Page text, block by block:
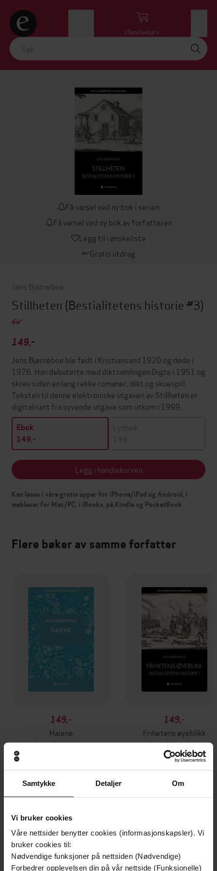
Samtykke Detaljer Om
Vi bruker cookies
Våre nettsider benytter cookies (informasjonskapsler). Vi
bruker cookies til:
Nødvendige funksjoner på nettsiden (Nødvendige)
Forbedrer opplevelsen din på vår nettside (Funksjonelle)
Handlekurv
Få varsel ved ny bok i serien
Få varsel ved ny bok av forfatteren
Legg til i ønskeliste
Gratis utdrag
Jens Bjørneboe
Stillheten (Bestialitetens historie #3)
149,-
Jens Bjørneboe ble født i Kristiansand 1920 og døde i
1976. Han debuterte med diktsamlingen Digte i 1951 og
skrev siden en lang rekke romaner, dikt og skuespill.
Teksten til denne elektroniske utgaven av Stillheten er
digitalisert fra syvende utgave som utkom i 1999.
Ebok
149,-
Lydbok
149,-
Legg i handlekurven
Kan leses i våre gratis apper for iPhone/iPad og Android, i
webleser for Mac/PC, i iBooks, på Kindle og PocketBook
Flere bøker av samme forfatter
149,-
Haiene
Jens Bjørneboe
149,-
Frihetens øyeblikk
Jens Bjørneboe
EBOK